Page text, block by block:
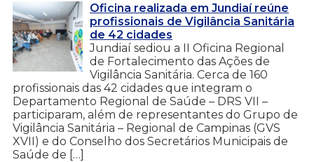
Oficina realizada em Jundiaí reúne
profissionais de Vigilância Sanitária
de 42 cidades
Jundiaí sediou a II Oficina Regional
de Fortalecimento das Ações de
Vigilância Sanitária. Cerca de 160
profissionais das 42 cidades que integram o
Departamento Regional de Saúde – DRS VII –
participaram, além de representantes do Grupo de
Vigilância Sanitária – Regional de Campinas (GVS
XVII) e do Conselho dos Secretários Municipais de
Saúde de […]